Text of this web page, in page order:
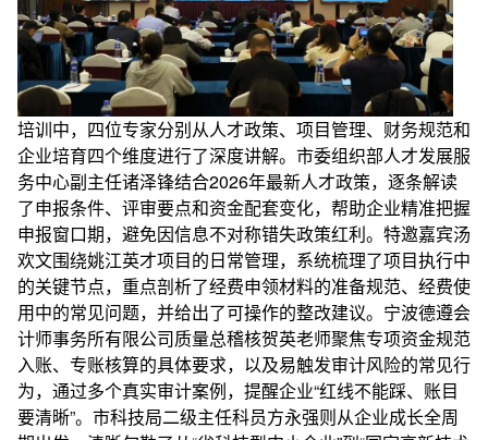
培训中，四位专家分别从人才政策、项目管理、财务规范和
企业培育四个维度进行了深度讲解。市委组织部人才发展服
务中心副主任诸泽锋结合2026年最新人才政策，逐条解读
了申报条件、评审要点和资金配套变化，帮助企业精准把握
申报窗口期，避免因信息不对称错失政策红利。特邀嘉宾汤
欢文围绕姚江英才项目的日常管理，系统梳理了项目执行中
的关键节点，重点剖析了经费申领材料的准备规范、经费使
用中的常见问题，并给出了可操作的整改建议。宁波德遵会
计师事务所有限公司质量总稽核贺英老师聚焦专项资金规范
入账、专账核算的具体要求，以及易触发审计风险的常见行
为，通过多个真实审计案例，提醒企业“红线不能踩、账目
要清晰”。市科技局二级主任科员方永强则从企业成长全周